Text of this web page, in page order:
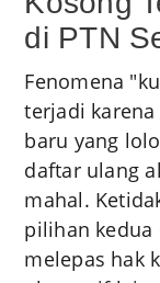
di PTN
Fenomena
terjadi
baru yang
daftar ulang
mahal.
pilihan kedua
melepas hak